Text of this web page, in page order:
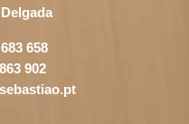
658
902